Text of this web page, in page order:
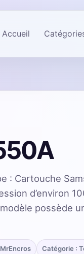
Accueil
: Cartouche
d’environ
possède
Catégorie :